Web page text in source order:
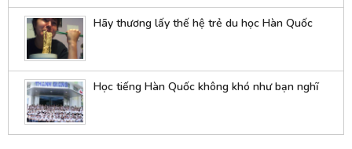
Hãy thương lấy thế hệ trẻ du học Hàn Quốc
Học tiếng Hàn Quốc không khó như bạn nghĩ